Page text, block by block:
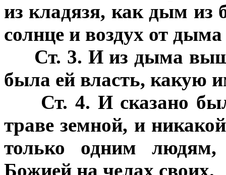
из кладязя, как дым из
солнце и воздух от
Ст. 3. И из дыма
была ей власть, какую
Ст. 4. И сказано
траве земной, и
только одним
Божией на челах своих.